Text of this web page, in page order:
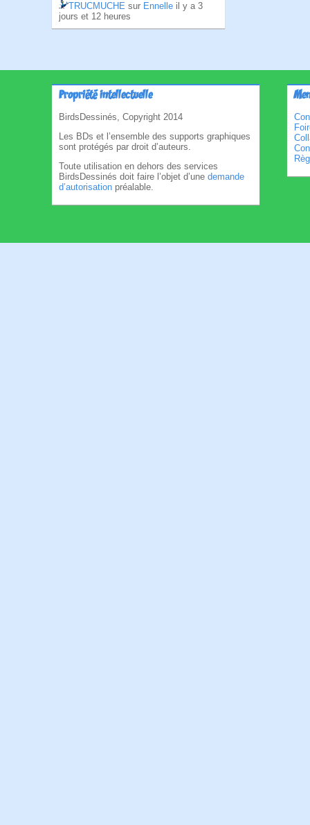
TRUCMUCHE sur Ennelle il y a 3
jours et 12 heures
Propriété intellectuelle
BirdsDessinés, Copyright 2014
Les BDs et l’ensemble des supports graphiques
sont protégés par droit d’auteurs.
Toute utilisation en dehors des services
BirdsDessinés doit faire l’objet d’une demande
d’autorisation préalable.